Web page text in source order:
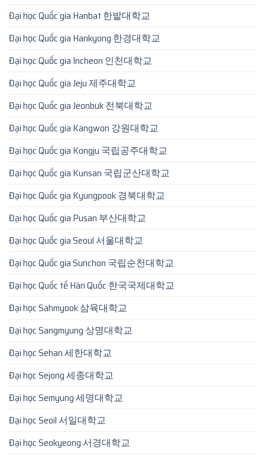
Đại học Quốc gia Hanbat 한밭대학교
Đại học Quốc gia Hankyong 한경대학교
Đại học Quốc gia Incheon 인천대학교
Đại học Quốc gia Jeju 제주대학교
Đại học Quốc gia Jeonbuk 전북대학교
Đại học Quốc gia Kangwon 강원대학교
Đại học Quốc gia Kongju 국립공주대학교
Đại học Quốc gia Kunsan 국립군산대학교
Đại học Quốc gia Kyungpook 경북대학교
Đại học Quốc gia Pusan 부산대학교
Đại học Quốc gia Seoul 서울대학교
Đại học Quốc gia Sunchon 국립순천대학교
Đại học Quốc tế Hàn Quốc 한국국제대학교
Đại học Sahmyook 삼육대학교
Đại học Sangmyung 상명대학교
Đại học Sehan 세한대학교
Đại học Sejong 세종대학교
Đại học Semyung 세명대학교
Đại học Seoil 서일대학교
Đại học Seokyeong 서경대학교